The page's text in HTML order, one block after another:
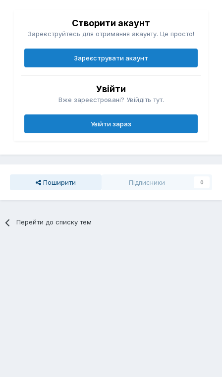
Створити акаунт
Зареєструйтесь для отримання акаунту. Це просто!
Зареєструвати акаунт
Увійти
Вже зареєстровані? Увійдіть тут.
Увійти зараз
Поширити Підписники 0
Перейти до списку тем